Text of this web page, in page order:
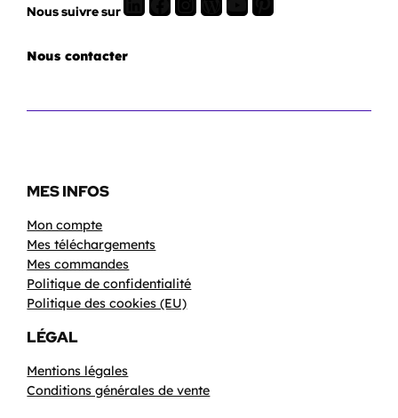
Nous suivre sur
Nous contacter
MES INFOS
Mon compte
Mes téléchargements
Mes commandes
Politique de confidentialité
Politique des cookies (EU)
LÉGAL
Mentions légales
Conditions générales de vente